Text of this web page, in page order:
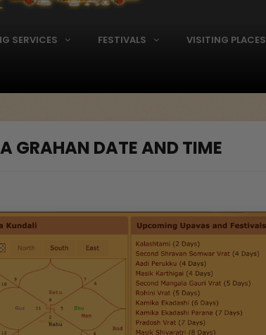
SERVICES FESTIVALS VISITING PLACES
GRAHAN DATE AND TIME